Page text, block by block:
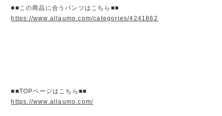
■■この商品に合うパンツはこちら■■
https://www.allaumo.com/categories/4241862
■■TOPページはこちら■■
https://www.allaumo.com/